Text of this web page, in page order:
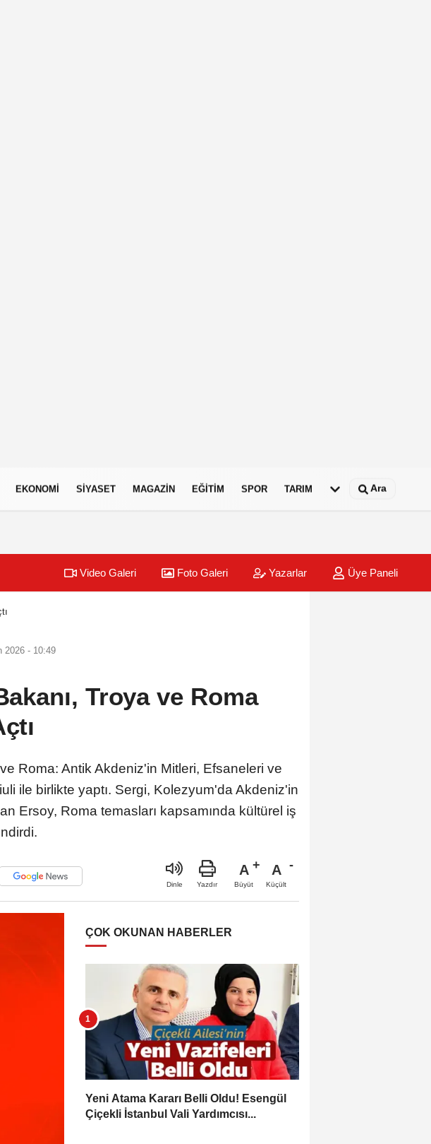
EKONOMI SIYASET MAGAZIN EĞITIM SPOR TARIM Ara
Video Galeri Foto Galeri Yazarlar Üye Paneli
2026 - 10:49
Troya ve Roma
Roma: Antik Akdeniz'in Mitleri, Efsaneleri ve
ile birlikte yaptı. Sergi, Kolezyum'da Akdeniz'in
Ersoy, Roma temasları kapsamında kültürel iş
Dinle Yazdır
A
Büyüt
A
Küçült
ÇOK OKUNAN HABERLER
Yeni Atama Kararı Belli Oldu! Esengül
Çiçekli İstanbul Vali Yardımcısı...